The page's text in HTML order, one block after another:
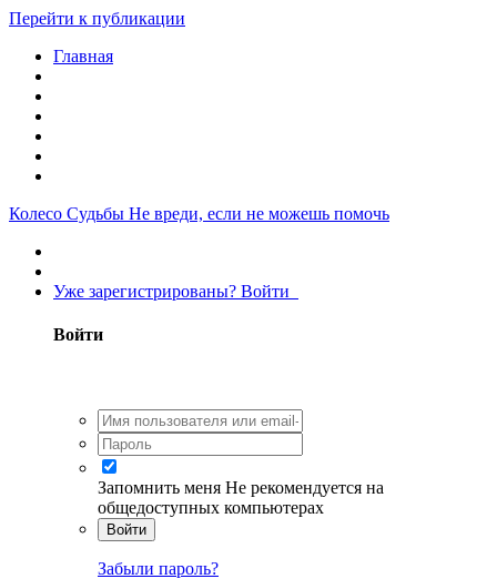
Перейти к публикации
Главная
Колесо Судьбы Не вреди, если не можешь помочь
Уже зарегистрированы? Войти
Войти
Запомнить меня Не рекомендуется на
общедоступных компьютерах
Войти
Забыли пароль?